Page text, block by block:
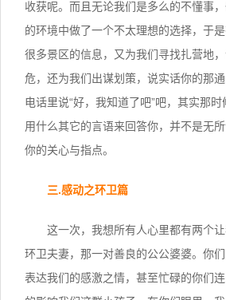
收获呢。而且无论我们是多么的不懂事
的环境中做了一个不太理想的选择，于
很多景区的信息，又为我们寻找扎营地
危，还为我们出谋划策，说实话你的那
电话里说“好，我知道了吧”吧，其实那
用什么其它的言语来回答你，并不是无
你的关心与指点。
三.感动之环卫篇
这一次，我想所有人心里都有两个
环卫夫妻，那一对善良的公公婆婆。你
表达我们的感激之情，甚至忙碌的你们